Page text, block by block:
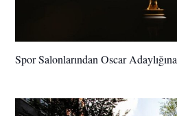
Spor Salonlarından Oscar Adaylığına